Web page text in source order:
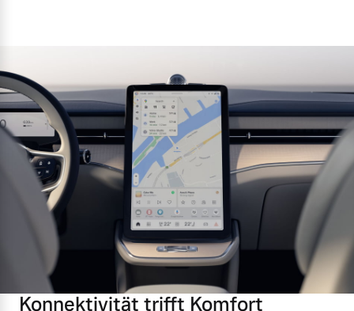
Editionsmodelle
Jetzt kennenlernen
Mehr erfahren
Finanzierung & Leasing
Versicherung
Konnektivität trifft Komfort